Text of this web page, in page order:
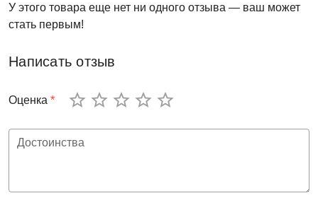
Написать отзыв
Оценка *
Достоинства
У этого товара еще нет ни одного отзыва — ваш может
стать первым!